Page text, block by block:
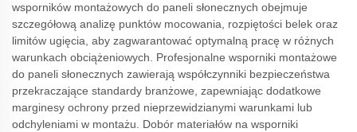
wsporników montażowych do paneli słonecznych obejmuje
szczegółową analizę punktów mocowania, rozpiętości belek oraz
limitów ugięcia, aby zagwarantować optymalną pracę w różnych
warunkach obciążeniowych. Profesjonalne wsporniki montażowe
do paneli słonecznych zawierają współczynniki bezpieczeństwa
przekraczające standardy branżowe, zapewniając dodatkowe
marginesy ochrony przed nieprzewidzianymi warunkami lub
odchyleniami w montażu. Dobór materiałów na wsporniki